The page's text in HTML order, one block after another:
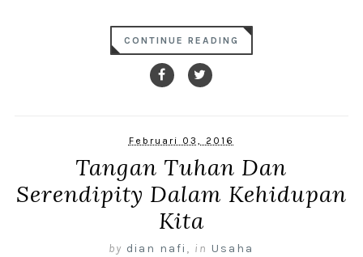
CONTINUE READING
Februari 03, 2016
Tangan Tuhan Dan
Serendipity Dalam Kehidupan
Kita
by dian nafi , in Usaha